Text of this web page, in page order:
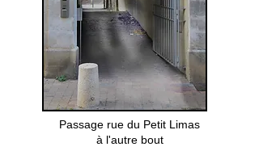
Passage rue du Petit Limas
à l'autre bout